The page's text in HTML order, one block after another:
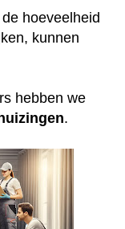
hoeveelheid
kunnen
hebben we
.